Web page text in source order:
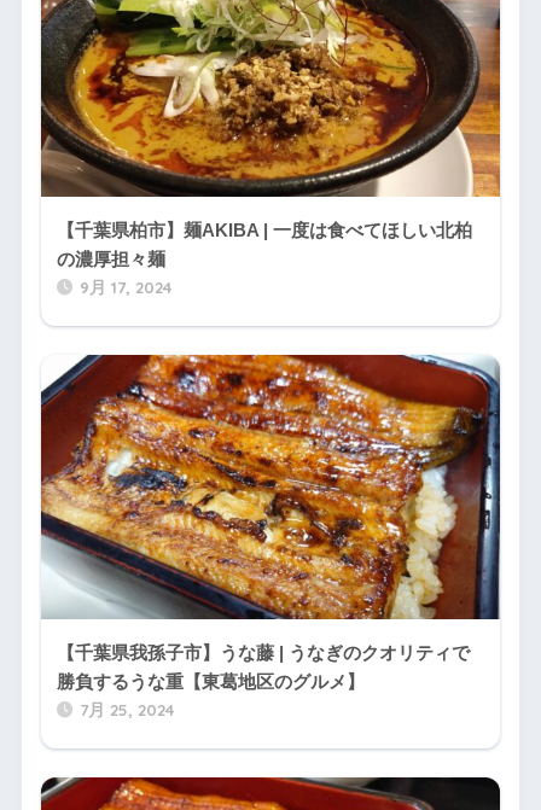
【千葉県柏市】麺AKIBA | 一度は食べてほしい北柏
の濃厚担々麺
9月 17, 2024
【千葉県我孫子市】うな藤 | うなぎのクオリティで
勝負するうな重【東葛地区のグルメ】
7月 25, 2024